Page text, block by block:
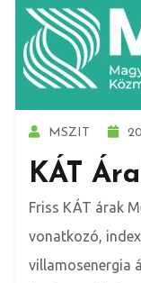
MSZIT
KÁT
Friss KÁT árak
vonatkozó,
villamosenergia